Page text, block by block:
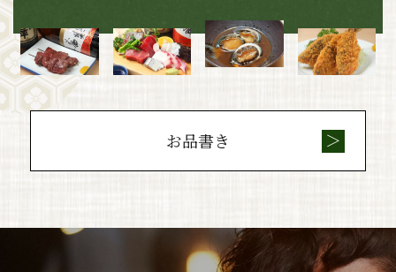
お品書き